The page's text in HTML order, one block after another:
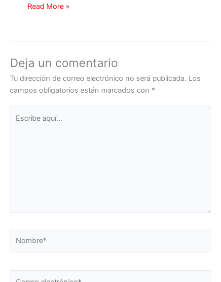
Read More »
Deja un comentario
Tu dirección de correo electrónico no será publicada. Los
campos obligatorios están marcados con *